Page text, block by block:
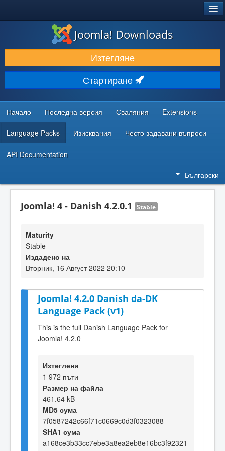
ИЗТЕГЛЯНЕ & РАЗШИРЯВАНЕ
ОТКРИВАЙТЕ & УЧЕТЕ
ОБЩНОСТ & ПОДДРЪЖКА
РЕСУРСИ ЗА РАЗРАБОТКА
Joomla! Downloads
Изтегляне
Стартиране
Начало Последна версия Сваляния Extensions
Language Packs Изисквания Често задавани въпроси
API Documentation
Български
Joomla! 4 - Danish 4.2.0.1 Stable
Maturity
Stable
Издадено на
Вторник, 16 Август 2022 20:10
Joomla! 4.2.0 Danish da-DK
Language Pack (v1)
This is the full Danish Language Pack for
Joomla! 4.2.0
Изтеглени
1 972 пъти
Размер на файла
461.64 kB
MD5 сума
7f0587242c66f71c0669c0d3f0323088
SHA1 сума
a168ce3b33cc7ebe3a8ea2eb8e16bc3f92321